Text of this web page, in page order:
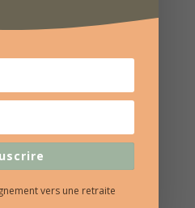
vers une retraite